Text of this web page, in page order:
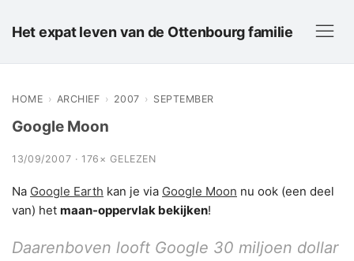
Het expat leven van de Ottenbourg familie
HOME › ARCHIEF › 2007 › SEPTEMBER
Google Moon
13/09/2007 · 176× GELEZEN
Na Google Earth kan je via Google Moon nu ook (een deel
van) het maan-oppervlak bekijken!
Daarenboven looft Google 30 miljoen dollar